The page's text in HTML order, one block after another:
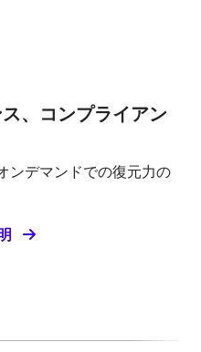
、コンプライアン
ンデマンドでの復元力の